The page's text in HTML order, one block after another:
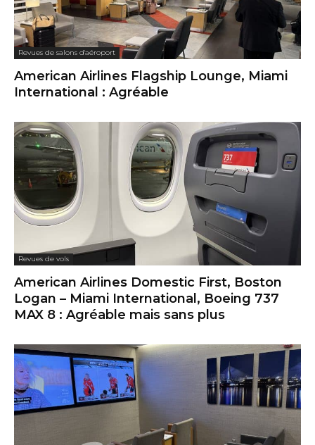
Revues de salons d'aéroport
American Airlines Flagship Lounge, Miami
International : Agréable
Revues de vols
American Airlines Domestic First, Boston
Logan – Miami International, Boeing 737
MAX 8 : Agréable mais sans plus